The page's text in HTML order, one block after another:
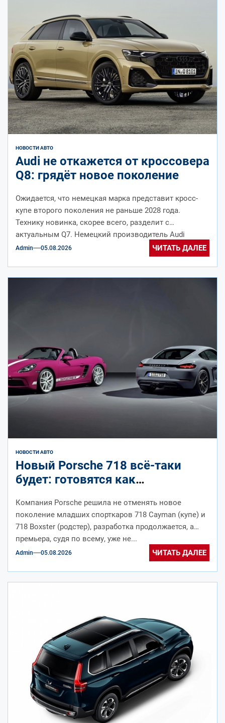
НОВОСТИ АВТО
Audi не откажется от кроссовера
Q8: грядёт новое поколение
Ожидается, что немецкая марка представит кросс-
купе второго поколения не раньше 2028 года.
Технику новинка, скорее всего, разделит с
актуальным Q7. Немецкий производитель Audi
выпускает кроссовер...
Admin 05.08.2026 ЧИТАТЬ ДАЛЕЕ
НОВОСТИ АВТО
Новый Porsche 718 всё-таки
будет: готовятся как
ДВС
Компания Porsche решила не отменять новое
поколение младших спорткаров 718 Cayman (купе) и
718 Boxster (родстер), разработка продолжается, а
премьера, судя по всему, уже не...
Admin 05.08.2026 ЧИТАТЬ ДАЛЕЕ